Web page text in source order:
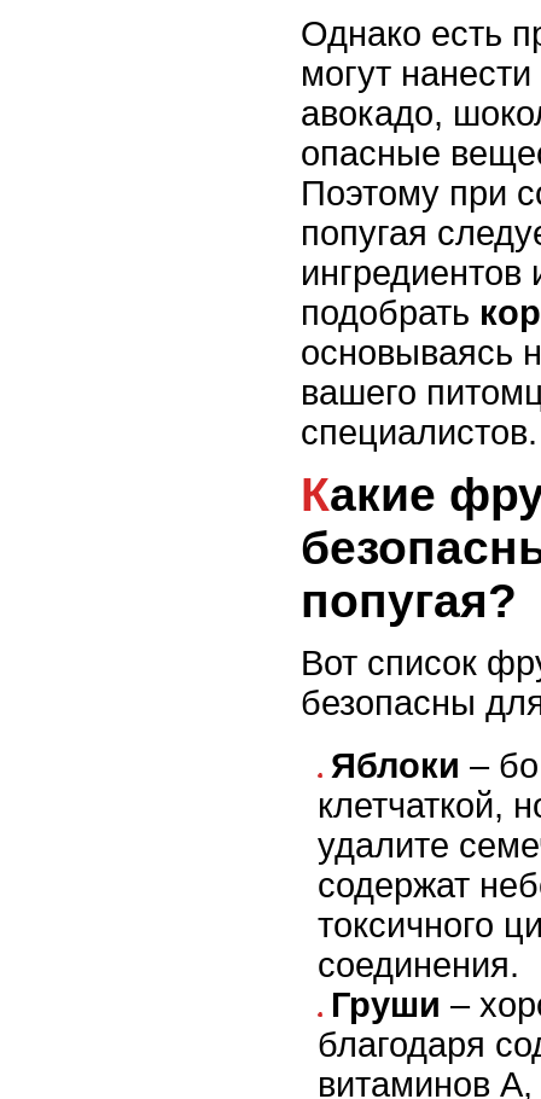
Однако есть
могут
авокадо,
опасные
Поэтому при
попугая
ингредиентов
подобрать
основываясь
вашего
специалистов.
Какие фрукты
попугая?
Вот список
безопасны
Яблоки –
клетчаткой,
удалите
содержат
токсичного
соединения.
Груши –
благодаря
витаминов A,